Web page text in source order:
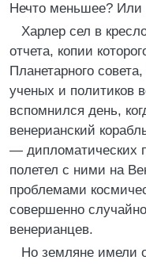
Нечто меньшее? Или
Харлер сел в
отчета, копии
Планетарного
ученых и политиков
вспомнился день,
венерианский
— дипломатических
полетел с ними на
проблемами
совершенно
венерианцев.
Но земляне имели